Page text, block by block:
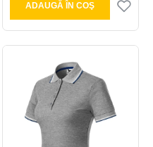
ADAUGĂ ÎN COŞ